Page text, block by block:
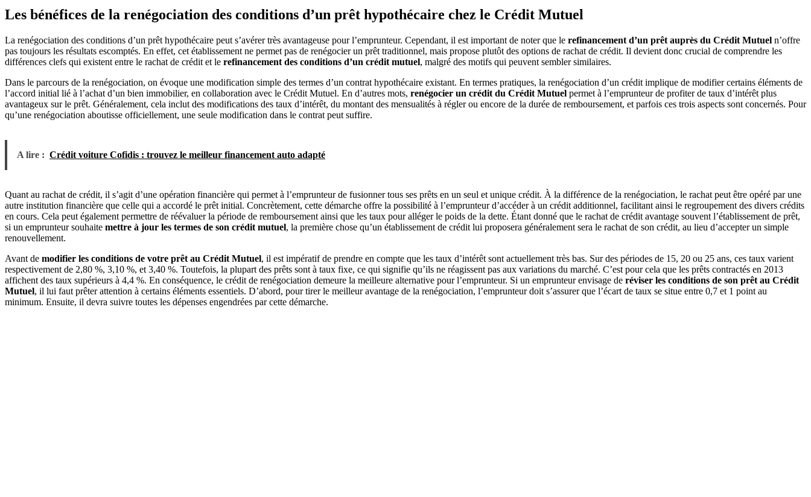
Les bénéfices de la renégociation des conditions d’un prêt hypothécaire chez le Crédit Mutuel
La renégociation des conditions d’un prêt hypothécaire peut s’avérer très avantageuse pour l’emprunteur. Cependant, il est important de noter que le refinancement d’un prêt auprès du Crédit Mutuel n’offre
pas toujours les résultats escomptés. En effet, cet établissement ne permet pas de renégocier un prêt traditionnel, mais propose plutôt des options de rachat de crédit. Il devient donc crucial de comprendre les
différences clefs qui existent entre le rachat de crédit et le refinancement des conditions d’un crédit mutuel, malgré des motifs qui peuvent sembler similaires.
Dans le parcours de la renégociation, on évoque une modification simple des termes d’un contrat hypothécaire existant. En termes pratiques, la renégociation d’un crédit implique de modifier certains éléments de
l’accord initial lié à l’achat d’un bien immobilier, en collaboration avec le Crédit Mutuel. En d’autres mots, renégocier un crédit du Crédit Mutuel permet à l’emprunteur de profiter de taux d’intérêt plus
avantageux sur le prêt. Généralement, cela inclut des modifications des taux d’intérêt, du montant des mensualités à régler ou encore de la durée de remboursement, et parfois ces trois aspects sont concernés. Pour
qu’une renégociation aboutisse officiellement, une seule modification dans le contrat peut suffire.
A lire : Crédit voiture Cofidis : trouvez le meilleur financement auto adapté
Quant au rachat de crédit, il s’agit d’une opération financière qui permet à l’emprunteur de fusionner tous ses prêts en un seul et unique crédit. À la différence de la renégociation, le rachat peut être opéré par une
autre institution financière que celle qui a accordé le prêt initial. Concrètement, cette démarche offre la possibilité à l’emprunteur d’accéder à un crédit additionnel, facilitant ainsi le regroupement des divers crédits
en cours. Cela peut également permettre de réévaluer la période de remboursement ainsi que les taux pour alléger le poids de la dette. Étant donné que le rachat de crédit avantage souvent l’établissement de prêt,
si un emprunteur souhaite mettre à jour les termes de son crédit mutuel, la première chose qu’un établissement de crédit lui proposera généralement sera le rachat de son crédit, au lieu d’accepter un simple
renouvellement.
Avant de modifier les conditions de votre prêt au Crédit Mutuel, il est impératif de prendre en compte que les taux d’intérêt sont actuellement très bas. Sur des périodes de 15, 20 ou 25 ans, ces taux varient
respectivement de 2,80 %, 3,10 %, et 3,40 %. Toutefois, la plupart des prêts sont à taux fixe, ce qui signifie qu’ils ne réagissent pas aux variations du marché. C’est pour cela que les prêts contractés en 2013
affichent des taux supérieurs à 4,4 %. En conséquence, le crédit de renégociation demeure la meilleure alternative pour l’emprunteur. Si un emprunteur envisage de réviser les conditions de son prêt au Crédit
Mutuel, il lui faut prêter attention à certains éléments essentiels. D’abord, pour tirer le meilleur avantage de la renégociation, l’emprunteur doit s’assurer que l’écart de taux se situe entre 0,7 et 1 point au
minimum. Ensuite, il devra suivre toutes les dépenses engendrées par cette démarche.